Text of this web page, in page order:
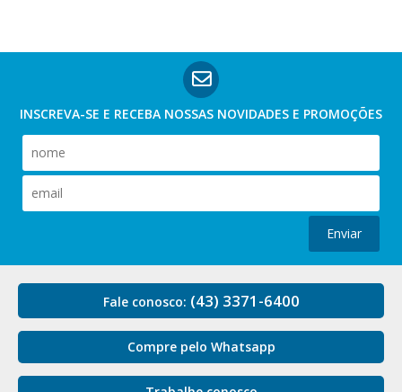
INSCREVA-SE E RECEBA NOSSAS NOVIDADES E PROMOÇÕES
Enviar
Fale conosco: (43) 3371-6400
Compre pelo Whatsapp